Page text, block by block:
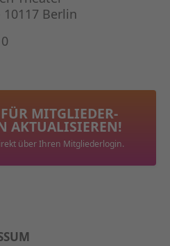
Berlin
MITGLIEDER­
AKTUALISIEREN!
über Ihren Mitgliederlogin.